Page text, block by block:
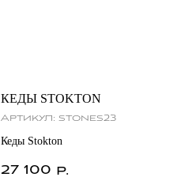
КЕДЫ STOKTON
Артикул: stones23
Кеды Stokton
27 100 р.